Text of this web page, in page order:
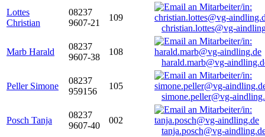
Lottes
Christian
08237
9607-21
109
christian.lottes@vg-
Marb Harald
08237
9607-38
108
harald.marb@vg-
Peller Simone
08237
959156
105
simone.peller@vg-
Posch Tanja
08237
9607-40
002
tanja.posch@vg-